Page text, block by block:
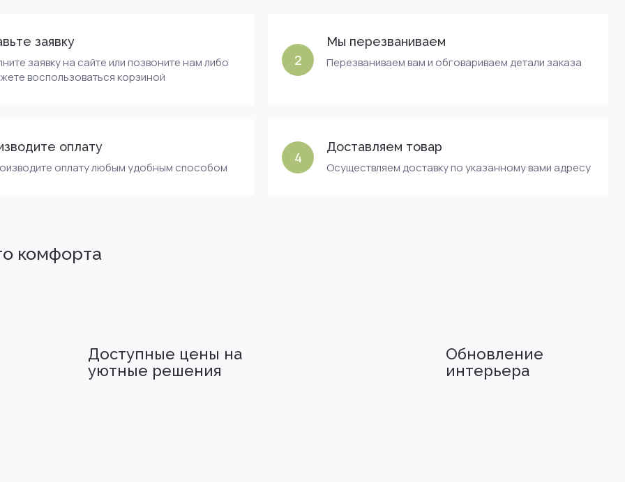
заявку
заявку на сайте или позвоните нам либо
воспользоваться корзиной
2
Мы перезваниваем
Перезваниваем вам и обговариваем детали заказа
оплату
оплату любым удобным способом
4
Доставляем товар
Осуществляем доставку по указанному вами адресу
комфорта
Доступные цены на
уютные решения
Обновление
интерьера